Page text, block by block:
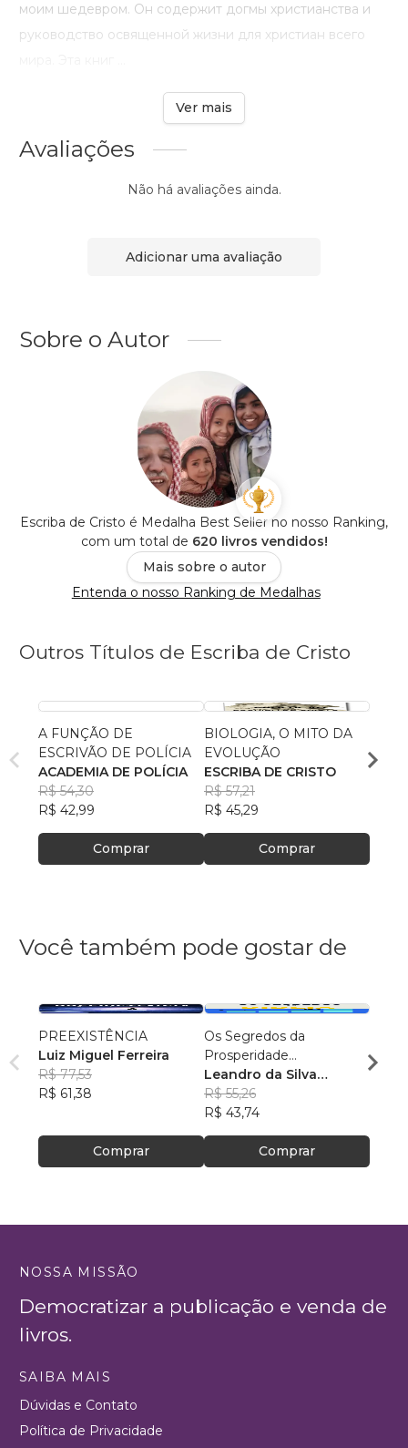
моим шедевром. Он содержит догмы христианства и
руководство освященной жизни для христиан всего
Ver mais
Avaliações
Não há avaliações ainda.
Adicionar uma avaliação
Sobre o Autor
Escriba de Cristo é Medalha Best Seller no nosso Ranking,
com um total de 620 livros vendidos!
Mais sobre o autor
Entenda o nosso Ranking de Medalhas
Outros Títulos de Escriba de Cristo
A FUNÇÃO DE
ESCRIVÃO DE POLÍCIA
ACADEMIA DE POLÍCIA
R$ 54,30
R$ 42,99
Comprar
BIOLOGIA, O MITO DA
EVOLUÇÃO
ESCRIBA DE CRISTO
R$ 57,21
R$ 45,29
Comprar
Você também pode gostar de
PREEXISTÊNCIA
Luiz Miguel Ferreira
R$ 77,53
R$ 61,38
Comprar
Os Segredos da
Prosperidade
Encontrados na Bíblia
Leandro da Silva
Martins
R$ 55,26
R$ 43,74
Comprar
NOSSA MISSÃO
Democratizar a publicação e venda de
livros.
SAIBA MAIS
Dúvidas e Contato
Política de Privacidade